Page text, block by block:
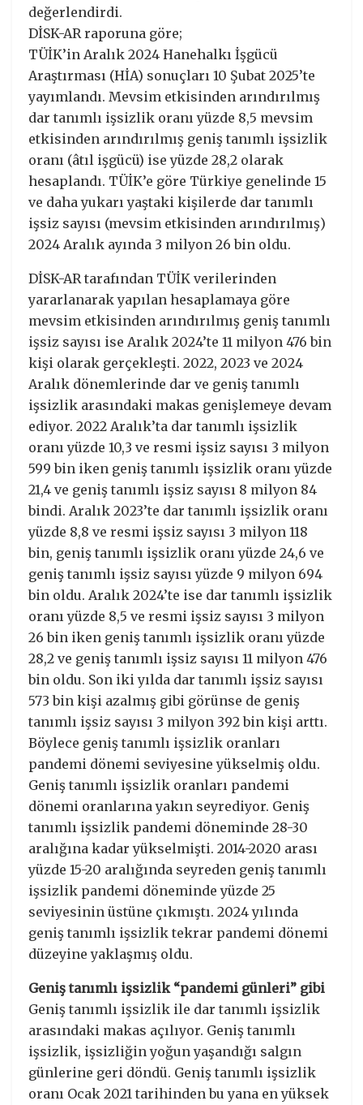
değerlendirdi.
DİSK-AR raporuna göre;
TÜİK’in Aralık 2024 Hanehalkı İşgücü
Araştırması (HİA) sonuçları 10 Şubat 2025’te
yayımlandı. Mevsim etkisinden arındırılmış
dar tanımlı işsizlik oranı yüzde 8,5 mevsim
etkisinden arındırılmış geniş tanımlı işsizlik
oranı (âtıl işgücü) ise yüzde 28,2 olarak
hesaplandı. TÜİK’e göre Türkiye genelinde 15
ve daha yukarı yaştaki kişilerde dar tanımlı
işsiz sayısı (mevsim etkisinden arındırılmış)
2024 Aralık ayında 3 milyon 26 bin oldu.
DİSK-AR tarafından TÜİK verilerinden
yararlanarak yapılan hesaplamaya göre
mevsim etkisinden arındırılmış geniş tanımlı
işsiz sayısı ise Aralık 2024’te 11 milyon 476 bin
kişi olarak gerçekleşti. 2022, 2023 ve 2024
Aralık dönemlerinde dar ve geniş tanımlı
işsizlik arasındaki makas genişlemeye devam
ediyor. 2022 Aralık’ta dar tanımlı işsizlik
oranı yüzde 10,3 ve resmi işsiz sayısı 3 milyon
599 bin iken geniş tanımlı işsizlik oranı yüzde
21,4 ve geniş tanımlı işsiz sayısı 8 milyon 84
bindi. Aralık 2023’te dar tanımlı işsizlik oranı
yüzde 8,8 ve resmi işsiz sayısı 3 milyon 118
bin, geniş tanımlı işsizlik oranı yüzde 24,6 ve
geniş tanımlı işsiz sayısı yüzde 9 milyon 694
bin oldu. Aralık 2024’te ise dar tanımlı işsizlik
oranı yüzde 8,5 ve resmi işsiz sayısı 3 milyon
26 bin iken geniş tanımlı işsizlik oranı yüzde
28,2 ve geniş tanımlı işsiz sayısı 11 milyon 476
bin oldu. Son iki yılda dar tanımlı işsiz sayısı
573 bin kişi azalmış gibi görünse de geniş
tanımlı işsiz sayısı 3 milyon 392 bin kişi arttı.
Böylece geniş tanımlı işsizlik oranları
pandemi dönemi seviyesine yükselmiş oldu.
Geniş tanımlı işsizlik oranları pandemi
dönemi oranlarına yakın seyrediyor. Geniş
tanımlı işsizlik pandemi döneminde 28-30
aralığına kadar yükselmişti. 2014-2020 arası
yüzde 15-20 aralığında seyreden geniş tanımlı
işsizlik pandemi döneminde yüzde 25
seviyesinin üstüne çıkmıştı. 2024 yılında
geniş tanımlı işsizlik tekrar pandemi dönemi
düzeyine yaklaşmış oldu.
Geniş tanımlı işsizlik “pandemi günleri” gibi
Geniş tanımlı işsizlik ile dar tanımlı işsizlik
arasındaki makas açılıyor. Geniş tanımlı
işsizlik, işsizliğin yoğun yaşandığı salgın
günlerine geri döndü. Geniş tanımlı işsizlik
oranı Ocak 2021 tarihinden bu yana en yüksek